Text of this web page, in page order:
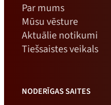
Par mums
Mūsu vēsture
Aktuālie notikumi
Tiešsaistes veikals
NODERĪGAS SAITES